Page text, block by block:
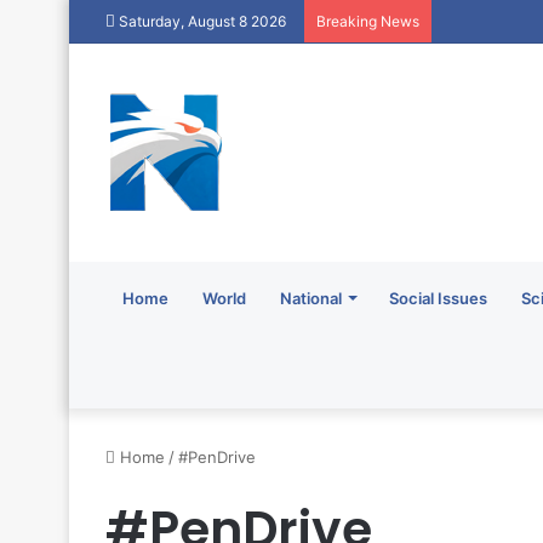
Saturday, August 8 2026 Breaking News
Home World National Social Issues
Home /#PenDrive
#PenDrive